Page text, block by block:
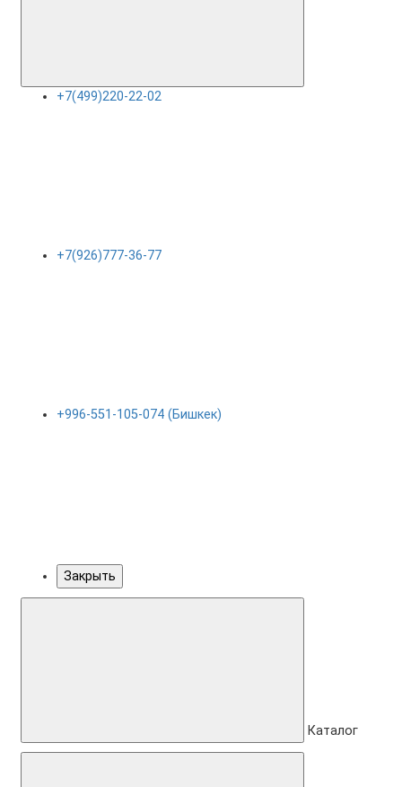
+7(499)220-22-02
+7(926)777-36-77
+996-551-105-074 (Бишкек)
Закрыть
Каталог